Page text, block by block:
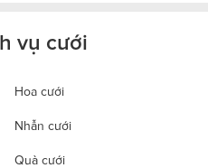
vụ cưới
Hoa cưới
Nhẫn cưới
Quà cưới